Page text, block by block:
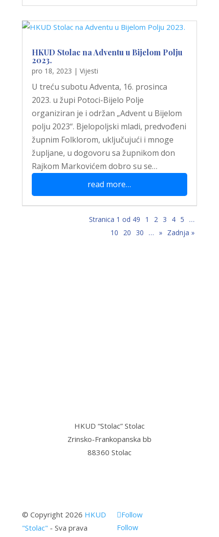
HKUD Stolac na Adventu u Bijelom Polju
2023.
pro 18, 2023 | Vijesti
U treću subotu Adventa, 16. prosinca
2023. u župi Potoci-Bijelo Polje
organiziran je i održan „Advent u Bijelom
polju 2023“. Bjelopoljski mladi, predvođeni
župnim Folklorom, uključujući i mnoge
župljane, u dogovoru sa župnikom don
Rajkom Markovićem dobro su se…
read more…
Stranica 1 od 49 1 2 3 4 5
…
10
20 30 … » Zadnja »
HKUD “Stolac” Stolac
Zrinsko-Frankopanska bb
88360 Stolac
© Copyright 2026 HKUD
"Stolac" - Sva prava
Follow
Follow